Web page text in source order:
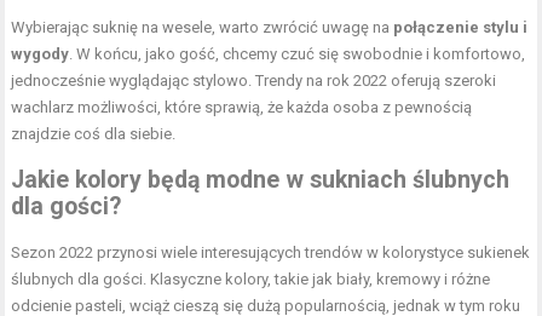
Wybierając suknię na wesele, warto zwrócić uwagę na połączenie stylu i
wygody . W końcu, jako gość, chcemy czuć się swobodnie i komfortowo,
jednocześnie wyglądając stylowo. Trendy na rok 2022 oferują szeroki
wachlarz możliwości, które sprawią, że każda osoba z pewnością
znajdzie coś dla siebie.
Jakie kolory będą modne w sukniach ślubnych
dla gości?
Sezon 2022 przynosi wiele interesujących trendów w kolorystyce sukienek
ślubnych dla gości. Klasyczne kolory, takie jak biały, kremowy i różne
odcienie pasteli, wciąż cieszą się dużą popularnością, jednak w tym roku